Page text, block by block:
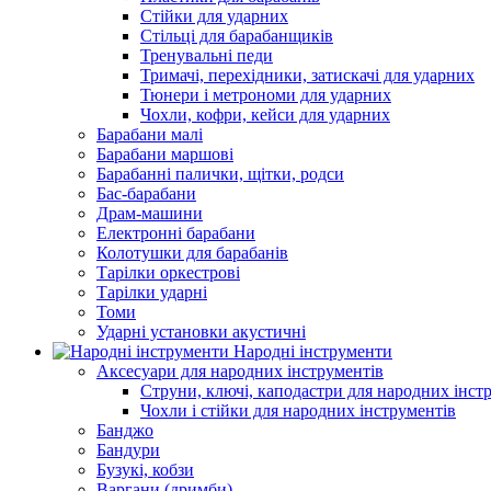
Стійки для ударних
Стільці для барабанщиків
Тренувальні педи
Тримачі, перехідники, затискачі для ударних
Тюнери і метрономи для ударних
Чохли, кофри, кейси для ударних
Барабани малі
Барабани маршові
Барабанні палички, щітки, родси
Бас-барабани
Драм-машини
Електронні барабани
Колотушки для барабанів
Тарілки оркестрові
Тарілки ударні
Томи
Ударні установки акустичні
Народні інструменти
Аксесуари для народних інструментів
Струни, ключі, каподастри для народних
Чохли і стійки для народних інструментів
Банджо
Бандури
Бузукі, кобзи